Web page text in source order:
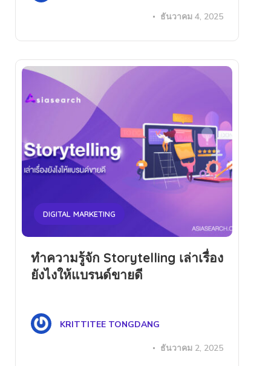
ธันวาคม 4, 2025
DIGITAL MARKETING
ทำความรู้จัก Storytelling เล่าเรื่อง
ยังไงให้แบรนด์ขายดี
KRITTITEE TONGDANG
ธันวาคม 2, 2025